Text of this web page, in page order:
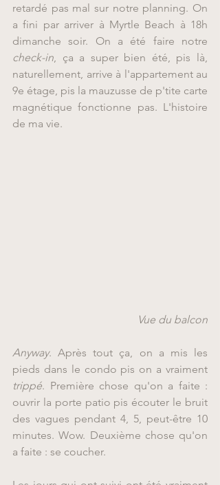
retardé pas mal sur notre planning. On
a fini par arriver à Myrtle Beach à 18h
check-in , ça a super bien été, pis là,
naturellement, arrive à l'appartement au
9e étage, pis la mauzusse de p'tite carte
magnétique fonctionne pas. L'histoire
de ma vie.
Vue du balcon
Anyway. Après tout ça, on a mis les
trippé. Première chose qu'on a faite :
ouvrir la porte patio pis écouter le bruit
des vagues pendant 4, 5, peut-être 10
minutes. Wow. Deuxième chose qu'on
a faite : se coucher.